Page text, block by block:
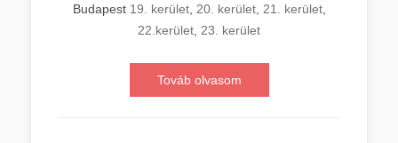
Budapest 19. kerület, 20. kerület, 21. kerület,
22.kerület 23. kerület
Továb olvasom